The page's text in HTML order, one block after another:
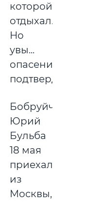
которой
отдыхал.
Но
увы...
опасения
подтвердились.
Бобруйчанин
Юрий
Бульба
18 мая
приехал
из
Москвы,